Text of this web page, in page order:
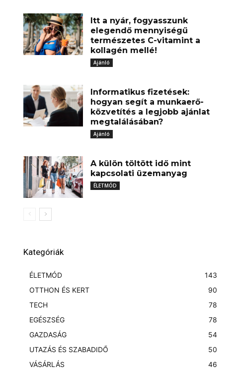
Itt a nyár, fogyasszunk
elegendő mennyiségű
természetes C-vitamint a
kollagén mellé!
Ajánló
Informatikus fizetések:
hogyan segít a munkaerő-
közvetítés a legjobb ajánlat
megtalálásában?
Ajánló
A külön töltött idő mint
kapcsolati üzemanyag
ÉLETMÓD
Kategóriák
ÉLETMÓD
143
OTTHON ÉS KERT
90
TECH
78
EGÉSZSÉG
78
GAZDASÁG
54
UTAZÁS ÉS SZABADIDŐ
50
VÁSÁRLÁS
46